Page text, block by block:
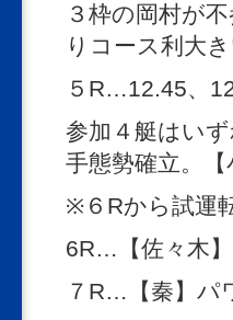
３枠の岡村が
りコース利大き
５R…12.45、
参加４艇はい
手態勢確立。【
※６Rから試運
6R…【佐々木
７R…【秦】パ